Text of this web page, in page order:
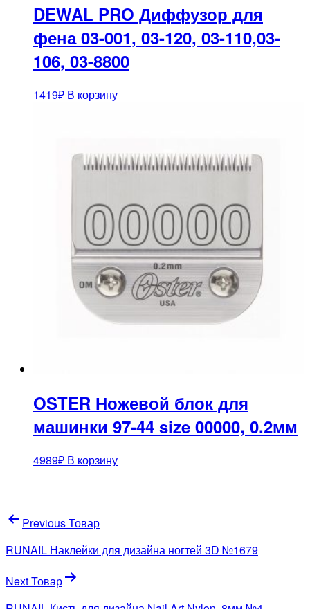
DEWAL PRO Диффузор для
фена 03-001, 03-120, 03-110,03-
106, 03-8800
1419₽ В корзину
OSTER Ножевой блок для
машинки 97-44 size 00000, 0.2мм
4989₽ В корзину
Навигация
по
записям
Previous Товар
RUNAIL Наклейки для дизайна ногтей 3D №1679
Next Товар